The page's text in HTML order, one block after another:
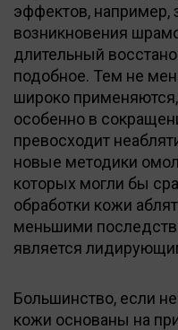
эффектов, например,
возникновения
длительный
подобное. Тем не
широко применяются,
особенно в
превосходит
новые методики
которых могли бы
обработки кожи
меньшими
является
Большинство, если
кожи основаны на